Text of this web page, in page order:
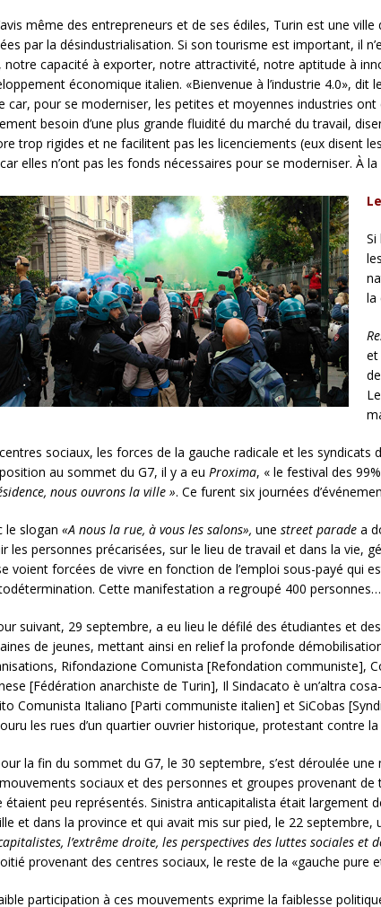
même des entrepreneurs et de ses édiles, Turin est une
par la désindustrialisation. Si son tourisme est important, il
notre capacité à exporter, notre attractivité, notre aptitude à
économique italien. «Bienvenue à l’industrie 4.0»,
car, pour se moderniser, les petites et moyennes industries
besoin d’une plus grande fluidité du marché du travail,
trop rigides et ne facilitent pas les licenciements (eux disent
elles n’ont pas les fonds nécessaires pour se moderniser. À
Si
la
et
sociaux, les forces de la gauche radicale et les syndicats
au sommet du G7, il y a eu Proxima, « le festival des
nous ouvrons la ville ». Ce furent six journées
le slogan «A nous la rue, à vous les salons», une street parade a
les personnes précarisées, sur le lieu de travail et dans la vie,
voient forcées de vivre en fonction de l’emploi sous-payé qui
Cette manifestation a regroupé 400 personnes…
suivant, 29 septembre, a eu lieu le défilé des étudiantes et
de jeunes, mettant ainsi en relief la profonde
Rifondazione Comunista [Refondation communiste],
[Fédération anarchiste de Turin], Il Sindacato è un’altra
Comunista Italiano [Parti communiste italien] et SiCobas
les rues d’un quartier ouvrier historique, protestant contre
la fin du sommet du G7, le 30 septembre, s’est déroulée
sociaux et des personnes et groupes provenant
étaient peu représentés. Sinistra anticapitalista était largement
et dans la province et qui avait mis sur pied, le 22 septembre,
l’extrême droite, les perspectives des luttes sociales et
provenant des centres sociaux, le reste de la «gauche pure
participation à ces mouvements exprime la faiblesse